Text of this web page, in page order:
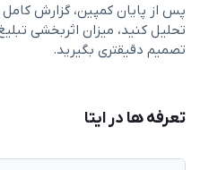
پس از پایان کمپین، گزارش کامل
تحليل كنيد، ميزان اثربخشى
تصمیم دقیقتری بگیريد.
تعرفه ها در ایتا